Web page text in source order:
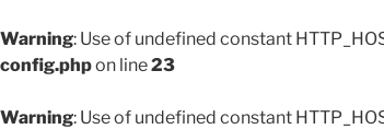
Warning: Use of undefined constant
config.phpon line23
Warning: Use of undefined constant